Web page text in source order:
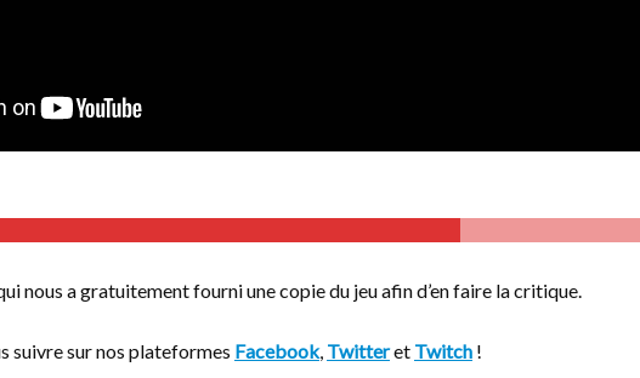
nous a gratuitement fourni une copie du jeu afin d’en faire la critique.
suivre sur nos plateformes Facebook, Twitteret Twitch !